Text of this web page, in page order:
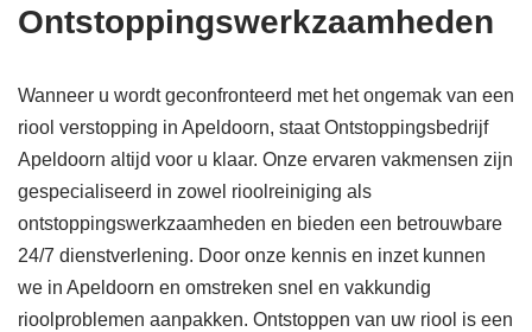
Ontstoppingswerkzaamheden
Wanneer u wordt geconfronteerd met het ongemak van een
riool verstopping in Apeldoorn, staat Ontstoppingsbedrijf
Apeldoorn altijd voor u klaar. Onze ervaren vakmensen zijn
gespecialiseerd in zowel rioolreiniging als
ontstoppingswerkzaamheden en bieden een betrouwbare
24/7 dienstverlening. Door onze kennis en inzet kunnen
we in Apeldoorn en omstreken snel en vakkundig
rioolproblemen aanpakken. Ontstoppen van uw riool is een